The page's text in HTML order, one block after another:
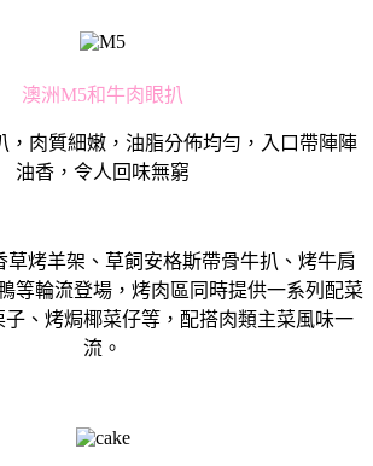
澳洲M5和⽜⾁眼扒
，⾁質細嫩，油脂分佈均勻，入⼝帶陣陣
油香，令⼈回味無窮
草烤⽺架、草飼安格斯帶⾻⽜扒、烤⽜肩
等輪流登場，烤⾁區同時提供⼀系列配菜
、烤焗椰菜仔等，配搭⾁類主菜風味⼀
流。